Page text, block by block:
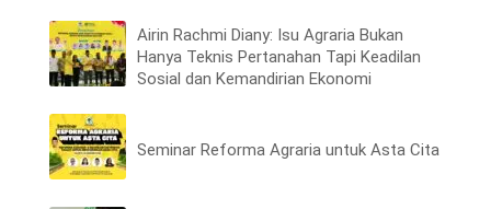
Airin Rachmi Diany: Isu Agraria Bukan
Hanya Teknis Pertanahan Tapi Keadilan
Sosial dan Kemandirian Ekonomi
Seminar Reforma Agraria untuk Asta Cita